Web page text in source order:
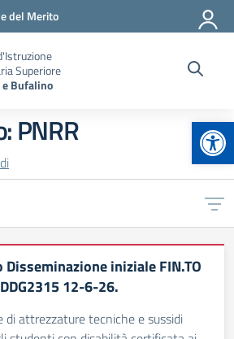
del Merito
Superiore
e Bufalino
PNRR
Disseminazione iniziale FIN.TO
12-6-26.
di attrezzature tecniche e sussidi